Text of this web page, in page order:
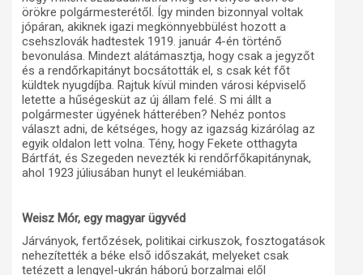
örökre polgármesterétől. Így minden bizonnyal voltak
jópáran, akiknek igazi megkönnyebbülést hozott a
csehszlovák hadtestek 1919. január 4-én történő
bevonulása. Mindezt alátámasztja, hogy csak a jegyzőt
és a rendőrkapitányt bocsátották el, s csak két főt
küldtek nyugdíjba. Rajtuk kívül minden városi képviselő
letette a hűségesküt az új állam felé. S mi állt a
polgármester ügyének hátterében? Nehéz pontos
választ adni, de kétséges, hogy az igazság kizárólag az
egyik oldalon lett volna. Tény, hogy Fekete otthagyta
Bártfát, és Szegeden nevezték ki rendőrfőkapitánynak,
ahol 1923 júliusában hunyt el leukémiában.
Weisz Mór, egy magyar ügyvéd
Járványok, fertőzések, politikai cirkuszok, fosztogatások
nehezítették a béke első időszakát, melyeket csak
tetézett a lengyel-ukrán háború borzalmai elől